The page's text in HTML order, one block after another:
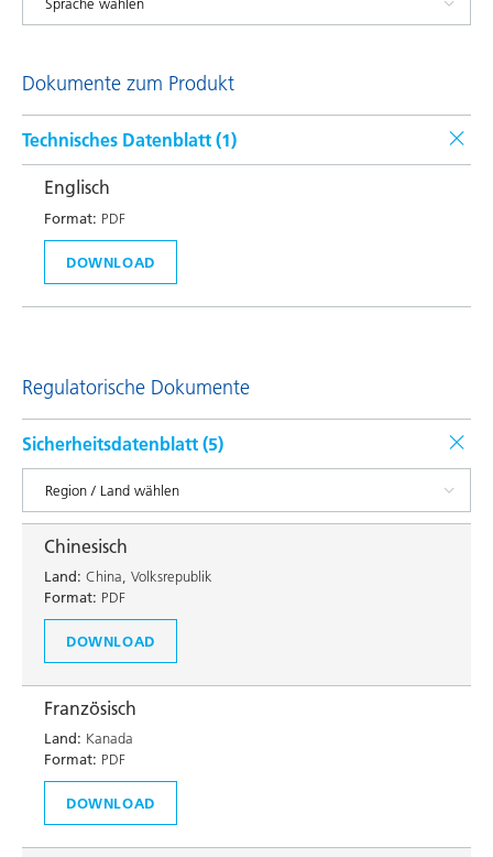
Dokumente zum Produkt
Technisches Datenblatt (1)
Englisch
Format: PDF
DOWNLOAD
Regulatorische Dokumente
Sicherheitsdatenblatt (5)
Chinesisch
Land: China, Volksrepublik
Format: PDF
DOWNLOAD
Französisch
Land: Kanada
Format: PDF
DOWNLOAD